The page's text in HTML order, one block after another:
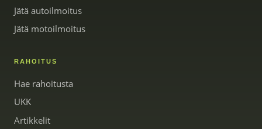
Jätä autoilmoitus
Jätä motoilmoitus
RAHOITUS
Hae rahoitusta
UKK
Artikkelit